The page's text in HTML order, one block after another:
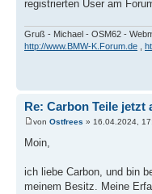
registrierten User am
Gruß - Michael - OSM62 -
http://www.BMW-K.Forum.de
Re: Carbon Teile jetzt
von Ostfrees » 16.04.2024,
Moin,
ich liebe Carbon, und bin
meinem Besitz. Meine